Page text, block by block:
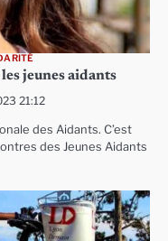
jeunes aidants
21:12
des Aidants. C’est
des Jeunes Aidants